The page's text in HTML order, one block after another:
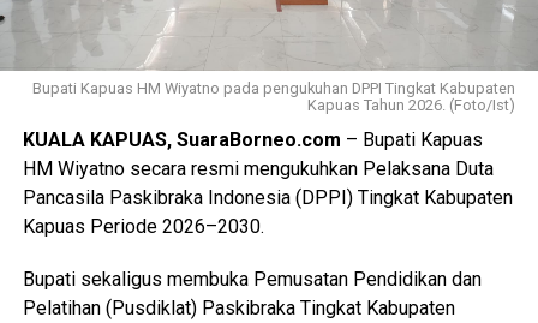
“Mereka akan bergabung dengan Pramuka Penggalang se-
Indonesia menurut informasi juga hadir Pramuka se-Asia
Tenggara. Ini merupakan hal positif bagi perkembangan
anak-anak terutama duta Pramuka Kabupaten Kapuas,”
ujarnya. (Ujg/SB)
Views: 14
Bagikan ke
WhatsApp 0 Facebook 0
Bupati Kapuas HM Wiyatno pada pengukuhan DPPI Tingkat Kabupaten
Kapuas Tahun 2026. (Foto/Ist)
KUALA KAPUAS, SuaraBorneo.com – Bupati Kapuas
HM Wiyatno secara resmi mengukuhkan Pelaksana Duta
Pancasila Paskibraka Indonesia (DPPI) Tingkat Kabupaten
Kapuas Periode 2026–2030.
Bupati sekaligus membuka Pemusatan Pendidikan dan
Pelatihan (Pusdiklat) Paskibraka Tingkat Kabupaten